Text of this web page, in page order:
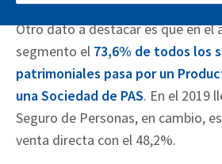
Otro dato a destacar es que en el
segmento el 73,6% de todos los
patrimoniales pasa por un
una Sociedad de PAS. En el 2019
Seguro de Personas, en cambio,
venta directa con el 48,2%.